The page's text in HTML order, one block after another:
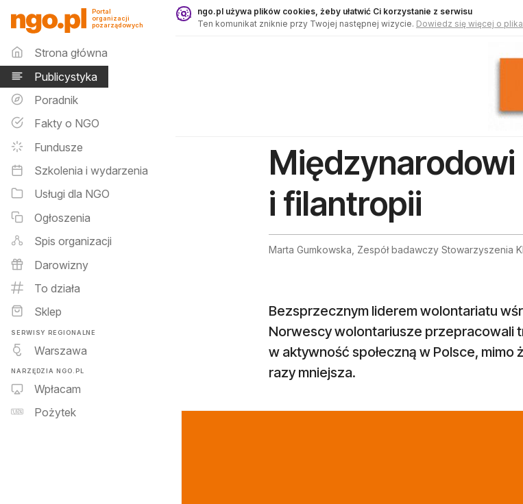
Publicystyka - ngo.pl
Portal
organizacji
pozarządowych
Menu główne
Strona główna
Publicystyka
Poradnik
Fakty o NGO
Fundusze
Szkolenia i wydarzenia
Usługi dla NGO
Ogłoszenia
Spis organizacji
Darowizny
To działa
Sklep
SERWISY REGIONALNE
Warszawa
NARZĘDZIA NGO.PL
Wpłacam
Pożytek
ngo.pl używa plików cookies, żeby ułatwić Ci korzystanie z serwisu
Ten komunikat zniknie przy Twojej następnej wizycie. Dowiedz się więcej o
i filantropii
Marta Gumkowska, Zespół badawczy Stowarzyszenia
Bezsprzecznym liderem wolontariatu
Norwescy wolontariusze przepracowali
w aktywność społeczną w Polsce,
razy mniejsza.